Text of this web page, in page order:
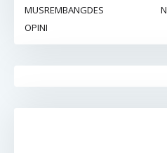
MUSREMBANGDES
OPINI